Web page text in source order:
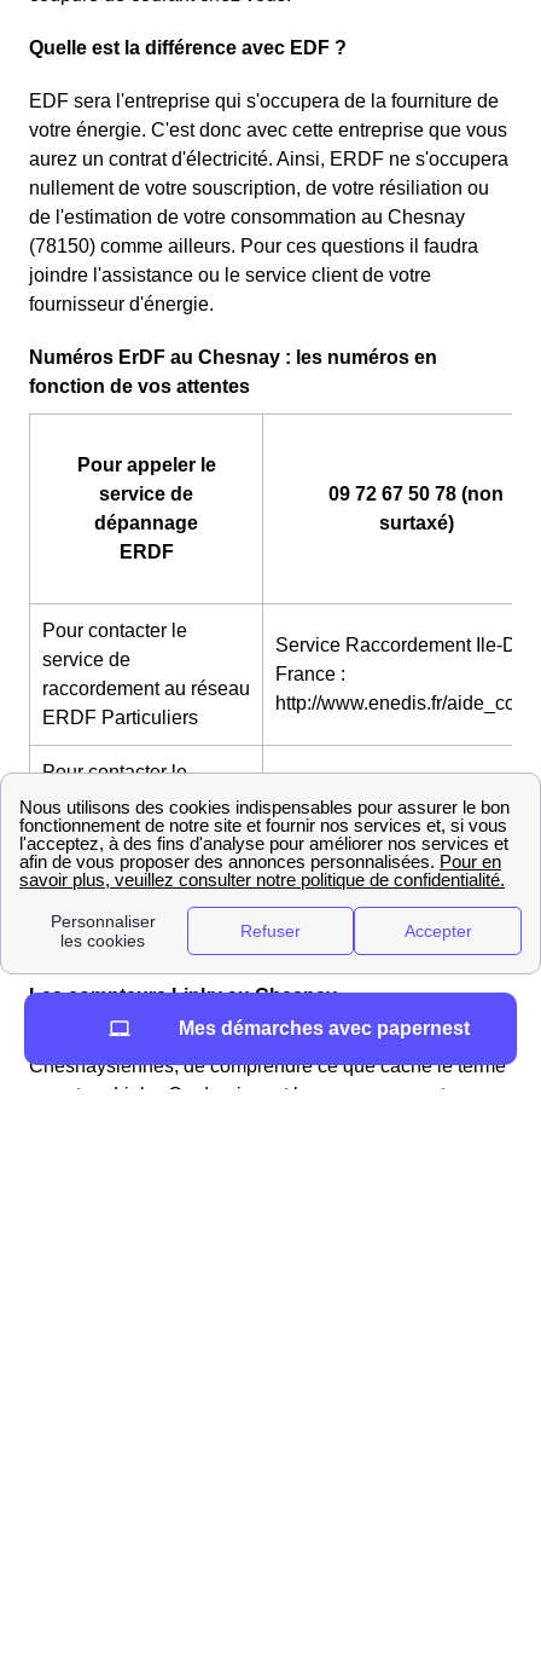
Quelle est la différence avec EDF ?
EDF sera l'entreprise qui s'occupera de la fourniture de
votre énergie. C'est donc avec cette entreprise que vous
aurez un contrat d'électricité. Ainsi, ERDF ne s'occupera
nullement de votre souscription, de votre résiliation ou
de l'estimation de votre consommation au Chesnay
(78150) comme ailleurs. Pour ces questions il faudra
joindre l'assistance ou le service client de votre
fournisseur d'énergie.
Numéros ErDF au Chesnay : les numéros en
fonction de vos attentes
Pour appeler le
service de
dépannage
ERDF
09 72 67 50 78 (non
surtaxé)
Pour contacter le
service de
raccordement au réseau
ERDF Particuliers
Service Raccordement Ile-De-
France :
http://www.enedis.fr/
Pour contacter le
service de
raccordement au réseau
ERDF Professionnels
France :
http://www.enedis.fr/
Informations pertinentes pour les habitants du
Les compteurs Linky au Chesnay
Il est d'abord légitime, pour les Chesnaysiens et
Chesnaysiennes, de comprendre ce que cache le terme
compteur Linky. Ce dernier est le nouveau compteur
Mes démarches avec papernest